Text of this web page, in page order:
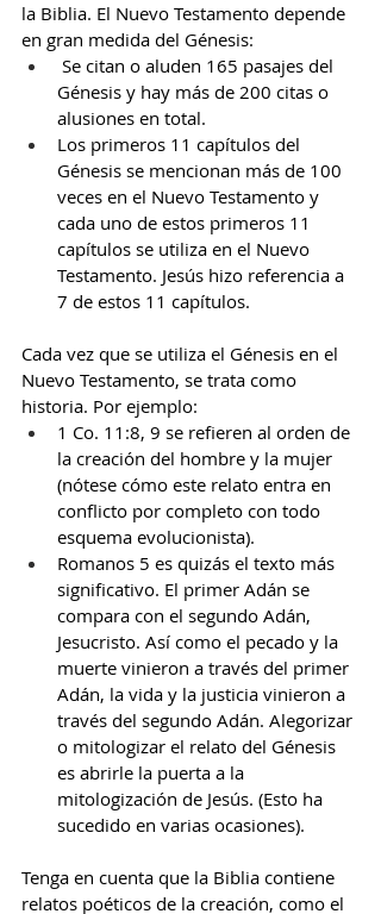
la Biblia. El Nuevo Testamento depende
en gran medida del Génesis:
Génesis y hay más de 200 citas o
alusiones en total.
Los primeros 11 capítulos del
Génesis se mencionan más de 100
veces en el Nuevo Testamento y
cada uno de estos primeros 11
capítulos se utiliza en el Nuevo
Testamento. Jesús hizo referencia a
7 de estos 11 capítulos.
Cada vez que se utiliza el Génesis en el
Nuevo Testamento, se trata como
historia. Por ejemplo:
1 Co. 11:8, 9 se refieren al orden de
la creación del hombre y la mujer
(nótese cómo este relato entra en
conflicto por completo con todo
esquema evolucionista).
Romanos 5 es quizás el texto más
significativo. El primer Adán se
compara con el segundo Adán,
Jesucristo. Así como el pecado y la
muerte vinieron a través del primer
Adán, la vida y la justicia vinieron a
través del segundo Adán. Alegorizar
o mitologizar el relato del Génesis
es abrirle la puerta a la
mitologización de Jesús. (Esto ha
sucedido en varias ocasiones).
Tenga en cuenta que la Biblia contiene
relatos poéticos de la creación, como el